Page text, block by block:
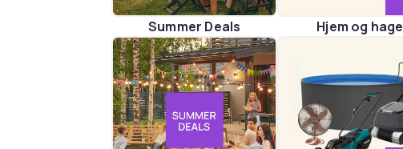
Summer Deals Hjem og hage